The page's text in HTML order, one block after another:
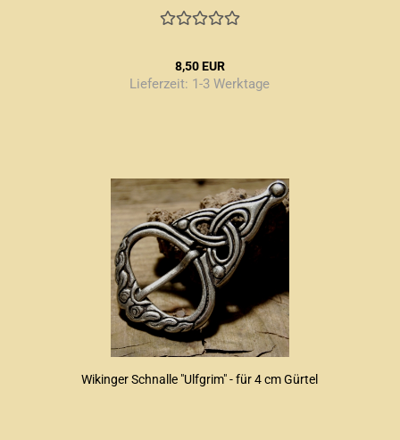
8,50 EUR
Lieferzeit: 1-3 Werktage
Wikinger Schnalle "Ulfgrim" - für 4 cm Gürtel